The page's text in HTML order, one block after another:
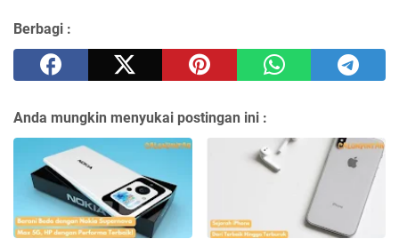
Berbagi :
Anda mungkin menyukai postingan ini :